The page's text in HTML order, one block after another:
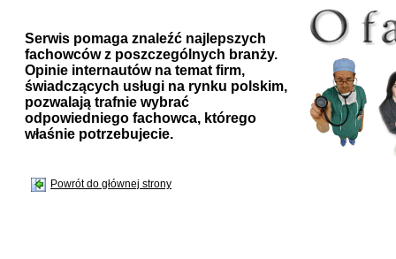
Serwis pomaga znaleźć najlepszych
fachowców z poszczególnych branży.
Opinie internautów na temat firm,
świadczących usługi na rynku polskim,
pozwalają trafnie wybrać
odpowiedniego fachowca, którego
właśnie potrzebujecie.
Powrót do głównej strony